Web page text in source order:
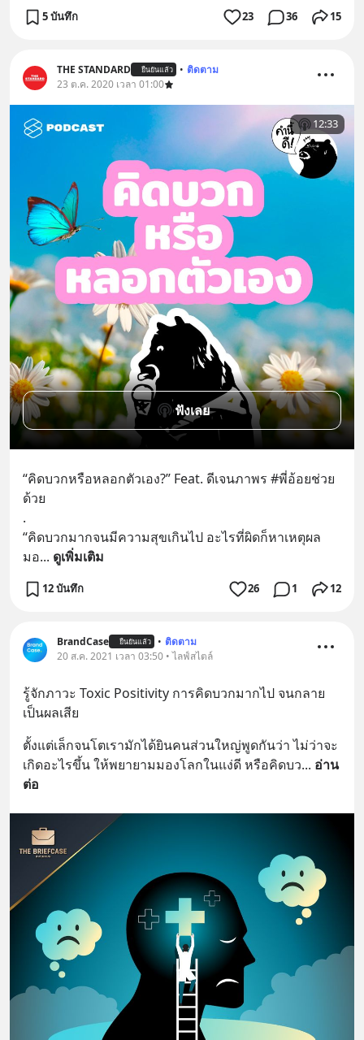
5 บันทึก 23 36 15
THE STANDARD ยืนยันแล้ว • ติดตาม
23 ต.ค. 2020 เวลา 01:00
12:33
ฟังเลย
“คิดบวกหรือหลอกตัวเอง?” Feat. ดีเจนภาพร #พี่อ้อยช่วย
ด้วย
.
“คิดบวกมากจนมีความสุขเกินไป อะไรที่ผิดก็หาเหตุผล
มอ... ดูเพิ่มเติม
12 บันทึก 26 1 12
BrandCase ยืนยันแล้ว • ติดตาม
20 ส.ค. 2021 เวลา 03:50 • ไลฟ์สไตล์
รู้จักภาวะ Toxic Positivity การคิดบวกมากไป จนกลาย
เป็นผลเสีย
ตั้งแต่เล็กจนโตเรามักได้ยินคนส่วนใหญ่พูดกันว่า ไม่ว่าจะ
เกิดอะไรขึ้น ให้พยายามมองโลกในแง่ดี หรือคิดบว... อ่าน
ต่อ